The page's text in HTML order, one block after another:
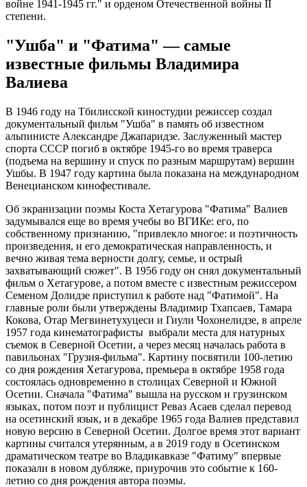
войне 1941-1945 гг." и орденом Отечественной войны II
степени.
"Ушба" и "Фатима" — самые
известные фильмы Владимира
Валиева
В 1946 году на Тбилисской киностудии режиссер создал
документальный фильм "Ушба" в память об известном
альпинисте Александре Джапаридзе. Заслуженный мастер
спорта СССР погиб в октябре 1945-го во время траверса
(подъема на вершину и спуск по разным маршрутам) вершин
Ушбы. В 1947 году картина была показана на международном
Венецианском кинофестивале.
Об экранизации поэмы Коста Хетагурова "Фатима" Валиев
задумывался еще во время учебы во ВГИКе: его, по
собственному признанию, "привлекло многое: и поэтичность
произведения, и его демократическая направленность, и
вечно живая тема верности долгу, семье, и острый
захватывающий сюжет". В 1956 году он снял документальный
фильм о Хетагурове, а потом вместе с известным режиссером
Семеном Долидзе приступил к работе над "Фатимой". На
главные роли были утверждены Владимир Тхапсаев, Тамара
Кокова, Отар Мегвинетухуцеси и Гиули Чохонелидзе, в апреле
1957 года кинематографисты выбрали места для натурных
съемок в Северной Осетии, а через месяц началась работа в
павильонах "Грузия-фильма". Картину посвятили 100-летию
со дня рождения Хетагурова, премьера в октябре 1958 года
состоялась одновременно в столицах Северной и Южной
Осетии. Сначала "Фатима" вышла на русском и грузинском
языках, потом поэт и публицист Реваз Асаев сделал перевод
на осетинский язык, и в декабре 1965 года Валиев представил
новую версию в Северной Осетии. Долгое время этот вариант
картины считался утерянным, а в 2019 году в Осетинском
драматическом театре во Владикавказе "Фатиму" впервые
показали в новом дубляже, приурочив это событие к 160-
летию со дня рождения автора поэмы.